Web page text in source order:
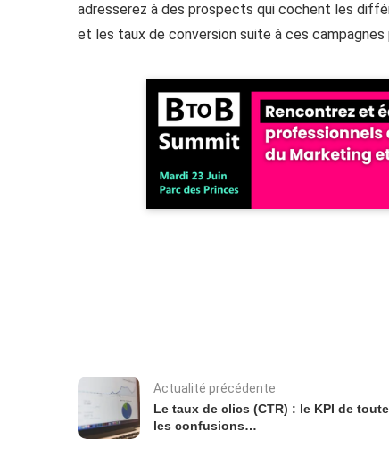
adresserez à des prospects qui cochent les
et les taux de conversion suite à ces
Actualité précédente
Le taux de clics (CTR) : le KPI de
les confusions…